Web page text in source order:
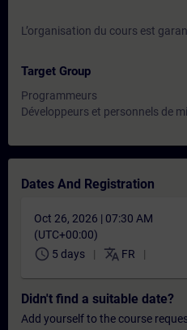
L’organisation du cours est
Target Group
Programmeurs
Développeurs et personnels de
Dates And Registration
Oct 26, 2026 | 07:30 AM
(UTC+00:00)
schedule 5 days translate FR
Didn't find a suitable date?
Add yourself to the course